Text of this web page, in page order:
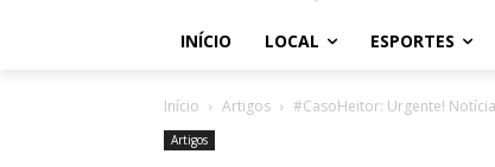
INÍCIO LOCAL ESPORTES
Início Artigos #CasoHeitor: Urgente!
Artigos